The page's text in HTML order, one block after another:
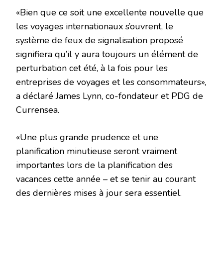
«Bien que ce soit une excellente nouvelle que
les voyages internationaux s’ouvrent, le
système de feux de signalisation proposé
signifiera qu’il y aura toujours un élément de
perturbation cet été, à la fois pour les
entreprises de voyages et les consommateurs»,
a déclaré James Lynn, co-fondateur et PDG de
Currensea.
«Une plus grande prudence et une
planification minutieuse seront vraiment
importantes lors de la planification des
vacances cette année – et se tenir au courant
des dernières mises à jour sera essentiel.